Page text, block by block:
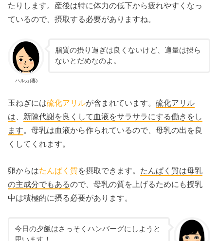
たりします。産後は特に体力の低下から疲れやすくなっ
ているので、摂取する必要がありますね。
ハルカ(妻)
脂質の摂り過ぎは良くないけど、適量は摂ら
ないとだめなのよ。
玉ねぎには硫化アリルが含まれています。硫化アリル
は
新陳代謝を良くして血液をサラサラにする働きをし
ます。母乳は血液から作られているので、母乳の出を良
くしてくれます。
卵からはたんぱく 質を摂取できます。 たんぱく質は母乳
の主成分でもあるので、母乳の質を上げるためにも授乳
中は積極的に摂る必要があります。
今日の夕飯はさっそくハンバーグにしようと